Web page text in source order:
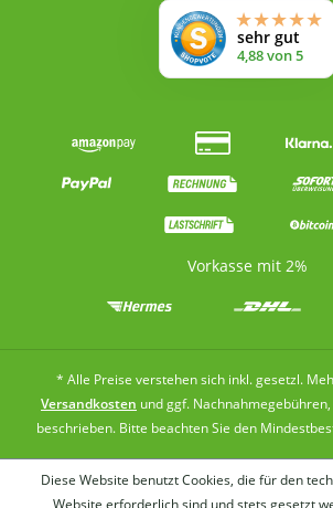
Vorkasse mit 2%
* Alle Preise verstehen sich inkl. gesetzl.
Versandkosten und ggf.
beschrieben. Bitte beachten Sie den
Diese Website benutzt Cookies, die für den
Website erforderlich sind und stets gesetzt